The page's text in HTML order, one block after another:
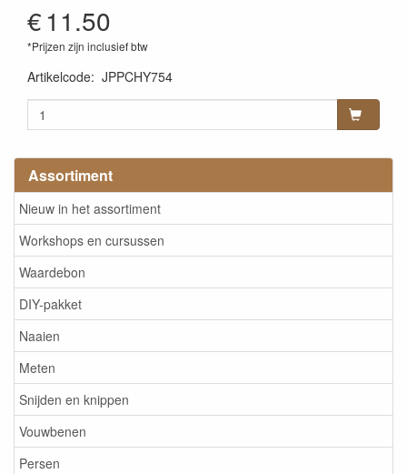
Assortiment
Nieuw in het assortiment
Workshops en cursussen
Waardebon
DIY-pakket
Naaien
Meten
Snijden en knippen
Vouwbenen
Persen
€11.50
*Prijzen zijn inclusief btw
Artikelcode: JPPCHY754